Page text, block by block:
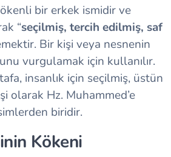
bir erkek ismidir ve
“seçilmiş, tercih edilmiş, saf
Bir kişi veya nesnenin
vurgulamak için kullanılır.
insanlık için seçilmiş, üstün
olarak Hz. Muhammed’e
biridir.
Kökeni